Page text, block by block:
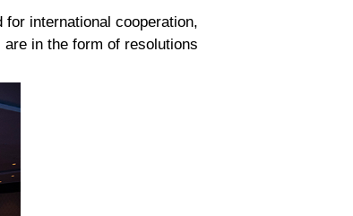
international cooperation,
in the form of resolutions.